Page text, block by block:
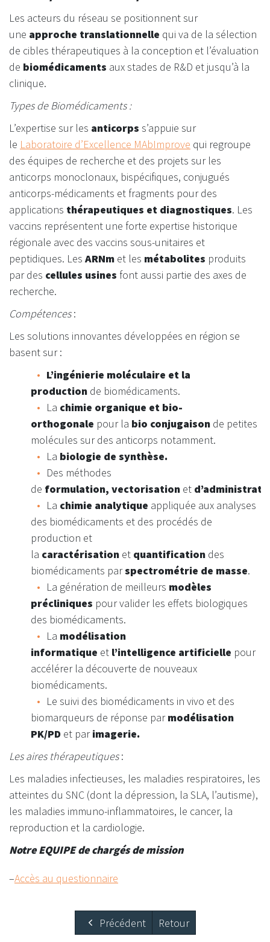
Les acteurs du réseau se positionnent sur
une approche translationnelle qui va de la sélection
de cibles thérapeutiques à la conception et l’évaluation
de biomédicaments aux stades de R&D et jusqu’à la
clinique.
Types de Biomédicaments :
L’expertise sur les anticorps s’appuie sur
le Laboratoire d’Excellence MAbImprove qui regroupe
des équipes de recherche et des projets sur les
anticorps monoclonaux, bispécifiques, conjugués
anticorps-médicaments et fragments pour des
applications thérapeutiques et diagnostiques. Les
vaccins représentent une forte expertise historique
régionale avec des vaccins sous-unitaires et
peptidiques. Les ARNm et les métabolites produits
par des cellules usines font aussi partie des axes de
recherche.
Compétences:
Les solutions innovantes développées en région se
basent sur :
L’ingénierie moléculaire et la
production de biomédicaments.
La chimie organique et bio-
orthogonale pour la bio conjugaison de petites
molécules sur des anticorps notamment.
La biologie de synthèse.
Des méthodes
de formulation, vectorisation et
La chimie analytique appliquée aux analyses
des biomédicaments et des procédés de
production et
la caractérisation et quantification des
biomédicaments parspectrométrie de masse.
La génération de meilleurs modèles
précliniques pour valider les effets biologiques
des biomédicaments.
La modélisation
informatique et l’intelligence artificielle pour
accélérer la découverte de nouveaux
biomédicaments.
Le suivi des biomédicaments in vivo et des
biomarqueurs de réponse parmodélisation
PK/PD et parimagerie.
Les aires thérapeutiques:
Les maladies infectieuses, les maladies respiratoires, les
atteintes du SNC (dont la dépression, la SLA, l’autisme),
les maladies immuno-inflammatoires, le cancer, la
reproduction et la cardiologie.
Notre EQUIPE de chargés de mission
–Accès au questionnaire
Précédent Retour